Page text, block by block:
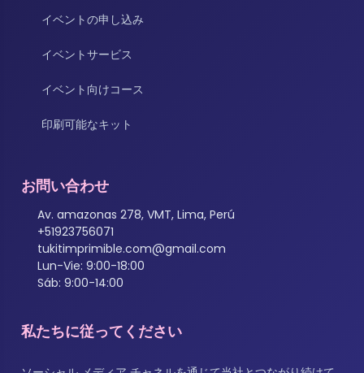
イベントの申し込み
イベントサービス
イベント向けコース
印刷可能なキット
お問い合わせ
Av. amazonas 278, VMT, Lima, Perú
+51923756071
tukitimprimible.com@gmail.com
Lun-Vie: 9:00-18:00
Sáb: 9:00-14:00
私たちに従ってください